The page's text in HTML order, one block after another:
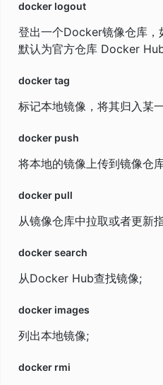
docker logout
登出一个Docker镜像仓库，
默认为官方仓库 Docker
docker tag
标记本地镜像，将其归入某
docker push
将本地的镜像上传到镜像仓
docker pull
从镜像仓库中拉取或者更新
docker search
从Docker Hub查找镜像;
docker images
列出本地镜像;
docker rmi